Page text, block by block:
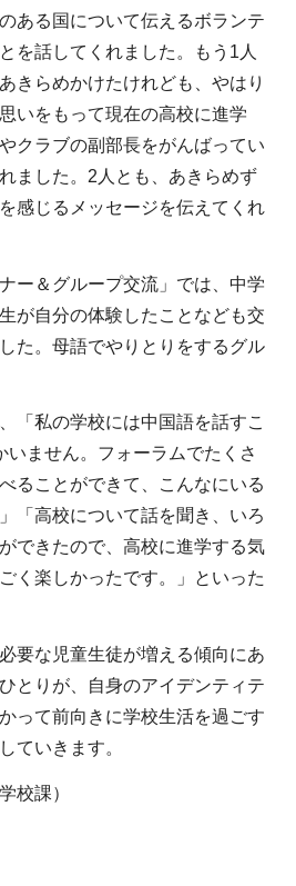
ある国について伝えるボランテ
を話してくれました。もう1人
きらめかけたけれども、やはり
いをもって現在の高校に進学
クラブの副部長をがんばってい
ました。2人とも、あきらめず
感じるメッセージを伝えてくれ
ー＆グループ交流」では、中学
が自分の体験したことなども交
た。母語でやりとりをするグル
「私の学校には中国語を話すこ
いません。フォーラムでたくさ
ることができて、こんなにいる
「高校について話を聞き、いろ
できたので、高校に進学する気
く楽しかったです。」といった
要な児童生徒が増える傾向にあ
とりが、自身のアイデンティテ
って前向きに学校生活を過ごす
ていきます。
校課）